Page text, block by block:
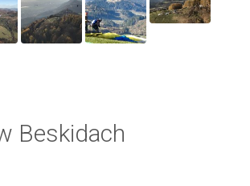
Beskidach